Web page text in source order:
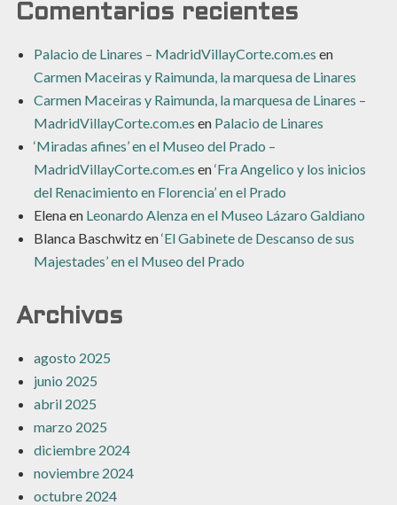
Comentarios recientes
Palacio de Linares – MadridVillayCorte.com.es en
Carmen Maceiras y Raimunda, la marquesa de Linares
Carmen Maceiras y Raimunda, la marquesa de Linares –
MadridVillayCorte.com.es en Palacio de Linares
‘Miradas afines’ en el Museo del Prado –
MadridVillayCorte.com.es en‘Fra Angelico y los inicios
del Renacimiento en Florencia’ en el Prado
Elenaen Leonardo Alenza en el Museo Lázaro Galdiano
Blanca Baschwitzen‘El Gabinete de Descanso de sus
Majestades’ en el Museo del Prado
Archivos
agosto 2025
junio 2025
abril 2025
marzo 2025
diciembre 2024
noviembre 2024
octubre 2024